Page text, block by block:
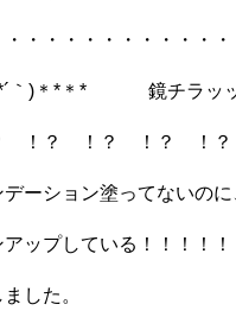
・・・・・・・・・・・
( *´｀)＊*＊* 鏡チラ
！？ ！？ ！？ ！
デーション塗ってないの
ップしている！！！！
した。